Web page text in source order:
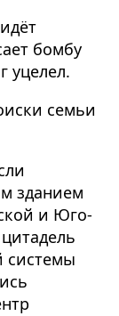
бомбу
уцелел.
семьи
зданием
и Юго-
системы